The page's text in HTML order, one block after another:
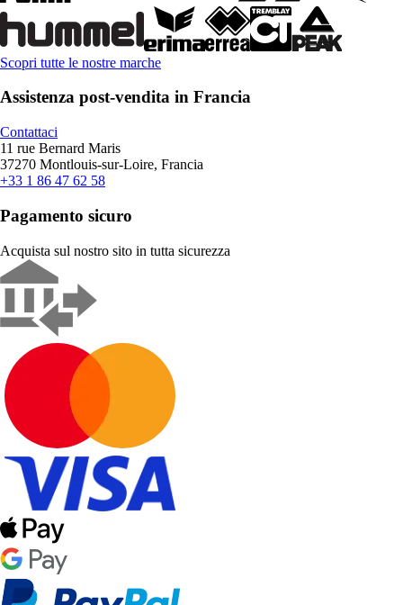
Scopri tutte le nostre marche
Assistenza post-vendita in Francia
Contattaci
11 rue Bernard Maris
37270 Montlouis-sur-Loire, Francia
+33 1 86 47 62 58
Pagamento sicuro
Acquista sul nostro sito in tutta sicurezza